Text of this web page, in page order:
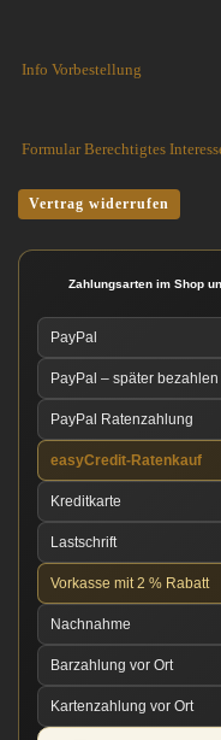
Info Vorbestellung
Formular Berechtigtes
Vertrag widerrufen
Zahlungsarten im Shop
PayPal
PayPal – später bezahlen
PayPal Ratenzahlung
easyCredit-Ratenkauf
Kreditkarte
Lastschrift
Vorkasse mit 2 % Rabatt
Nachnahme
Barzahlung vor Ort
Kartenzahlung vor Ort